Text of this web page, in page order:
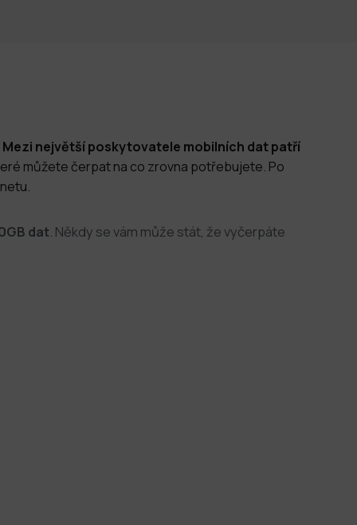
Mezi největší poskytovatele mobilních dat patří
můžete čerpat na co zrovna potřebujete. Po
dat. Někdy se vám může stát, že vyčerpáte